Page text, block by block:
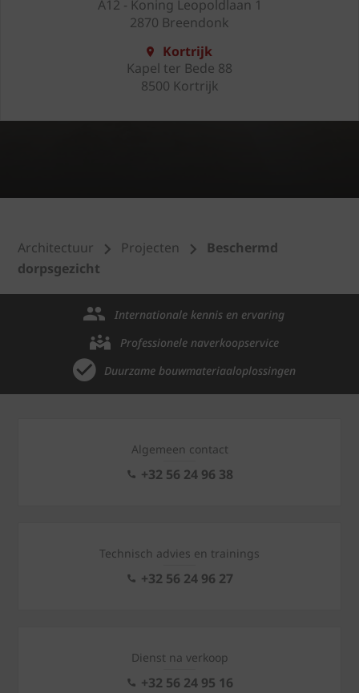
A12 - Koning Leopoldlaan 1
2870 Breendonk
Kortrijk
Kapel ter Bede 88
8500 Kortrijk
Architectuur Projecten
Beschermd
dorpsgezicht
Internationale kennis en ervaring
Professionele naverkoopservice
Duurzame bouwmateriaaloplossingen
Algemeen contact
+32 56 24 96 38
Technisch advies en trainings
+32 56 24 96 27
Dienst na verkoop
+32 56 24 95 16